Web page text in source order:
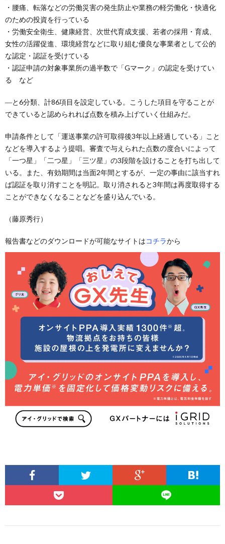
・腰痛、転落などの労働災害の発生防止や業務の軽労働化・快適化
のための投資を行っている
・労働安全衛生、健康経営、次世代育成支援、若者の採用・育成、
女性の活躍促進、環境経営などに取り組む優良な事業者として公的
な認定・認証を受けている
・認証申請の対象事業所の過半数で「Gマーク」の認定を受けてい
る など
―と6分類、計86項目を設定している。こうした項目を守ることが
できていると認められれば点数を積み上げていく仕組みだ。
申請条件として「運送事業の許可取得後3年以上経過している」こと
などを導入するよう提唱。審査で与えられた点数の度合いによって
「一つ星」「二つ星」「三ツ星」の3段階を設けることを打ち出して
いる。また、有効期間は当面2年間とするが、一定の事由に該当すれ
ば認証を取り消すことを明記。取り消されると3年間は再度取得する
ことができなくなることなどを盛り込んでいる。
（藤原秀行）
報告書などのダウンロードが可能なサイトはコチラから